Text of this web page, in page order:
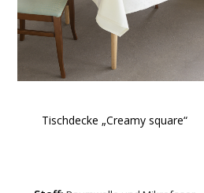
Tischdecke „Creamy square“